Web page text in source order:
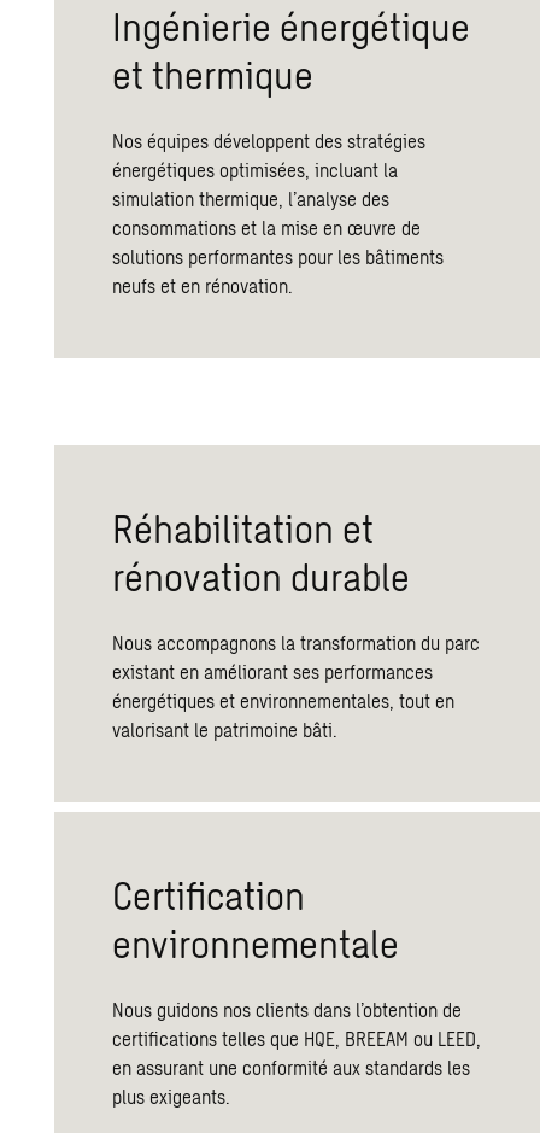
Ingénierie énergétique
et thermique
Nos équipes développent des stratégies
énergétiques optimisées, incluant la
simulation thermique, l’analyse des
consommations et la mise en œuvre de
solutions performantes pour les bâtiments
neufs et en rénovation.
Réhabilitation et
rénovation durable
Nous accompagnons la transformation du parc
existant en améliorant ses performances
énergétiques et environnementales, tout en
valorisant le patrimoine bâti.
Certification
environnementale
Nous guidons nos clients dans l’obtention de
certifications telles que HQE, BREEAM ou LEED,
en assurant une conformité aux standards les
plus exigeants.